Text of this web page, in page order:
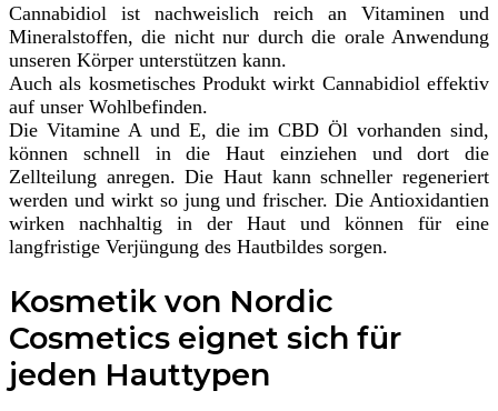
Cannabidiol ist nachweislich reich an Vitaminen und
Mineralstoffen, die nicht nur durch die orale Anwendung
unseren Körper unterstützen kann.
Auch als kosmetisches Produkt wirkt Cannabidiol effektiv
auf unser Wohlbefinden.
Die Vitamine A und E, die im CBD Öl vorhanden sind,
können schnell in die Haut einziehen und dort die
Zellteilung anregen. Die Haut kann schneller regeneriert
werden und wirkt so jung und frischer. Die Antioxidantien
wirken nachhaltig in der Haut und können für eine
langfristige Verjüngung des Hautbildes sorgen.
Kosmetik von Nordic
Cosmetics eignet sich für
jeden Hauttypen